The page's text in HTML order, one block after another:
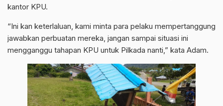
kantor KPU.
“Ini kan keterlaluan, kami minta para pelaku mempertanggung
jawabkan perbuatan mereka, jangan sampai situasi ini
mengganggu tahapan KPU untuk Pilkada nanti,” kata Adam.